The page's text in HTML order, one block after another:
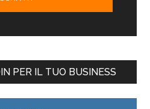
PER IL TUO BUSINESS